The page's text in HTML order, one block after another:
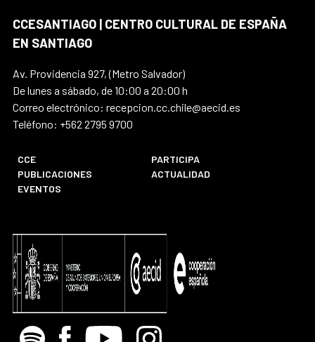
CCESANTIAGO | CENTRO CULTURAL DE ESPAÑA
EN SANTIAGO
Av. Providencia 927, (Metro Salvador)
De lunes a sábado, de 10:00 a 20:00 h
Correo electrónico: recepcion.cc.chile@aecid.es
Teléfono: +562 2795 9700
CCE
PARTICIPA
PUBLICACIONES
ACTUALIDAD
EVENTOS
Spotify Facebook
Youtube Instagram